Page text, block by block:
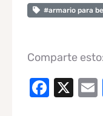
#armario para
Comparte
X